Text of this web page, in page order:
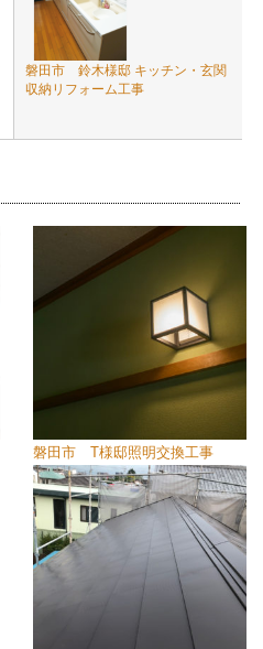
磐田市 鈴木様邸 キッチン・玄関
収納リフォーム工事
磐田市 T様邸照明交換工事